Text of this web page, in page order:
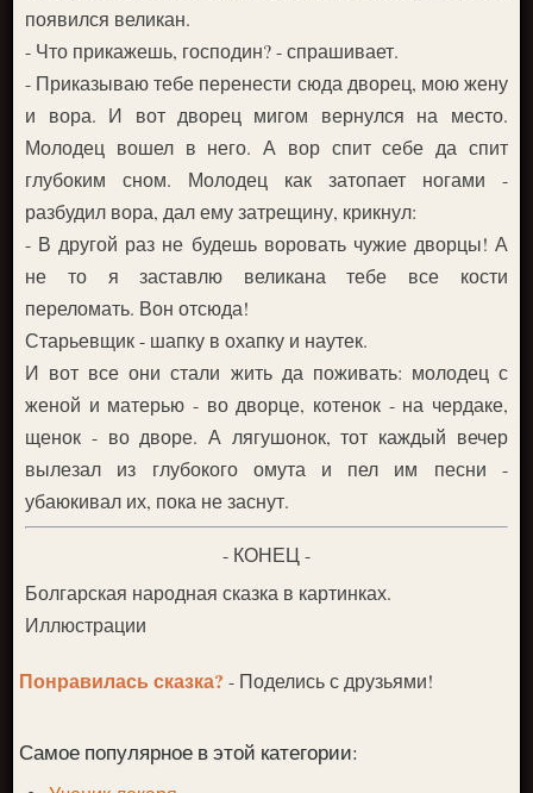
появился великан.
- Что прикажешь, господин? - спрашивает.
- Приказываю тебе перенести сюда дворец, мою жену
и вора. И вот дворец мигом вернулся на место.
Молодец вошел в него. А вор спит себе да спит
глубоким сном. Молодец как затопает ногами -
разбудил вора, дал ему затрещину, крикнул:
- В другой раз не будешь воровать чужие дворцы! А
не то я заставлю великана тебе все кости
переломать. Вон отсюда!
Старьевщик - шапку в охапку и наутек.
И вот все они стали жить да поживать: молодец с
женой и матерью - во дворце, котенок - на чердаке,
щенок - во дворе. А лягушонок, тот каждый вечер
вылезал из глубокого омута и пел им песни -
убаюкивал их, пока не заснут.
- КОНЕЦ -
Болгарская народная сказка в картинках.
Иллюстрации
Понравилась сказка?- Поделись с друзьями!
Самое популярное в этой категории: